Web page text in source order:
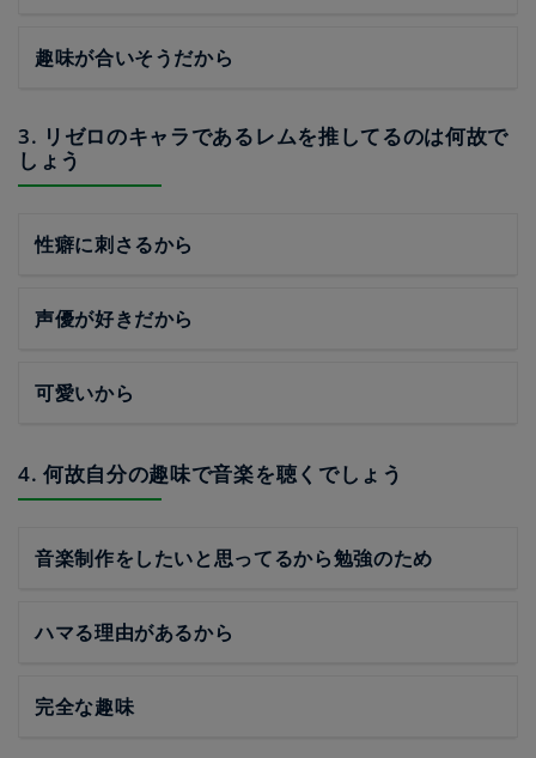
趣味が合いそうだから
3. リゼロのキャラであるレムを推してるのは何故で
しょう
性癖に刺さるから
声優が好きだから
可愛いから
4. 何故自分の趣味で音楽を聴くでしょう
音楽制作をしたいと思ってるから勉強のため
ハマる理由があるから
完全な趣味